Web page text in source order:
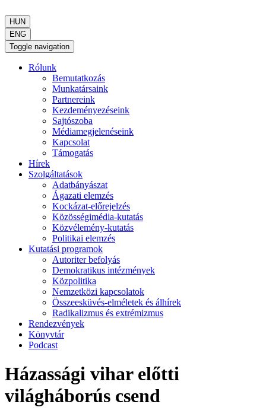
HUN
ENG
Toggle navigation
Rólunk
Bemutatkozás
Munkatársaink
Partnereink
Kezdeményezéseink
Sajtószoba
Médiamegjelenéseink
Kapcsolat
Támogatás
Hírek
Szolgáltatások
Adatbányászat
Ágazati elemzés
Kockázat-előrejelzés
Közösségimédia-kutatás
Közvélemény-kutatás
Politikai elemzés
Kutatási programok
Autoriter befolyás
Demokratikus intézmények
Közpolitika
Nemzetközi kapcsolatok
Összeesküvés-elméletek és álhírek
Radikalizmus és extrémizmus
Rendezvények
Könyvtár
Podcast
Házassági vihar előtti
világháborús csend